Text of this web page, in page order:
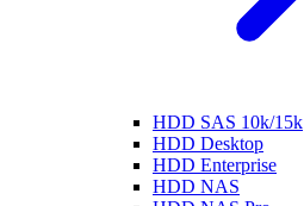
HDD SAS 10k/15k
HDD Desktop
HDD Enterprise
HDD NAS